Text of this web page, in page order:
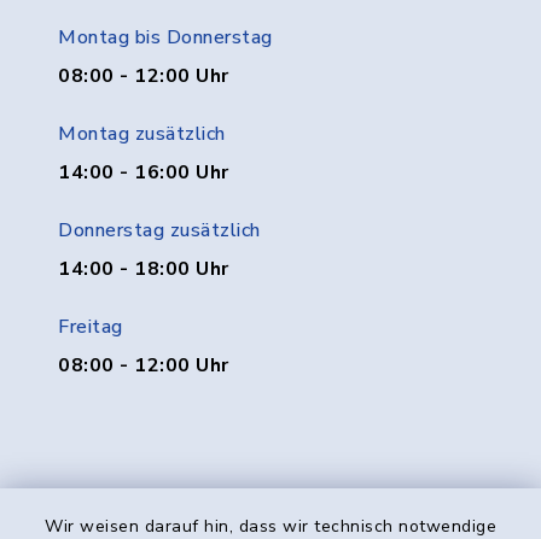
Wir weisen darauf hin, dass wir technisch notwendige
Montag bis Donnerstag
08:00 - 12:00 Uhr
Montag zusätzlich
14:00 - 16:00 Uhr
Donnerstag zusätzlich
14:00 - 18:00 Uhr
Freitag
08:00 - 12:00 Uhr